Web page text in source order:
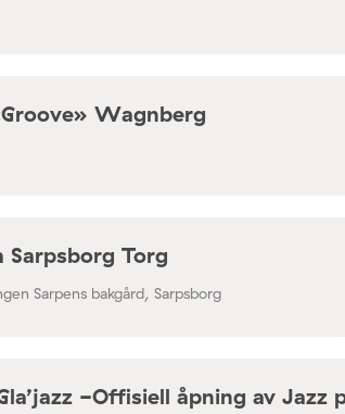
Wagnberg
Torg
Sarpens bakgård, Sarpsborg
-Offisiell åpning av Jazz